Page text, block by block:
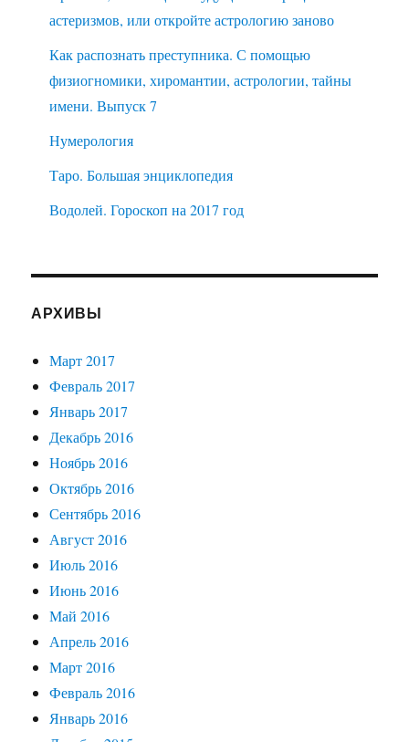
астеризмов, или откройте астрологию заново
Как распознать преступника. С помощью
физиогномики, хиромантии, астрологии, тайны
имени. Выпуск 7
Нумерология
Таро. Большая энциклопедия
Водолей. Гороскоп на 2017 год
АРХИВЫ
Март 2017
Февраль 2017
Январь 2017
Декабрь 2016
Ноябрь 2016
Октябрь 2016
Сентябрь 2016
Август 2016
Июль 2016
Июнь 2016
Май 2016
Апрель 2016
Март 2016
Февраль 2016
Январь 2016